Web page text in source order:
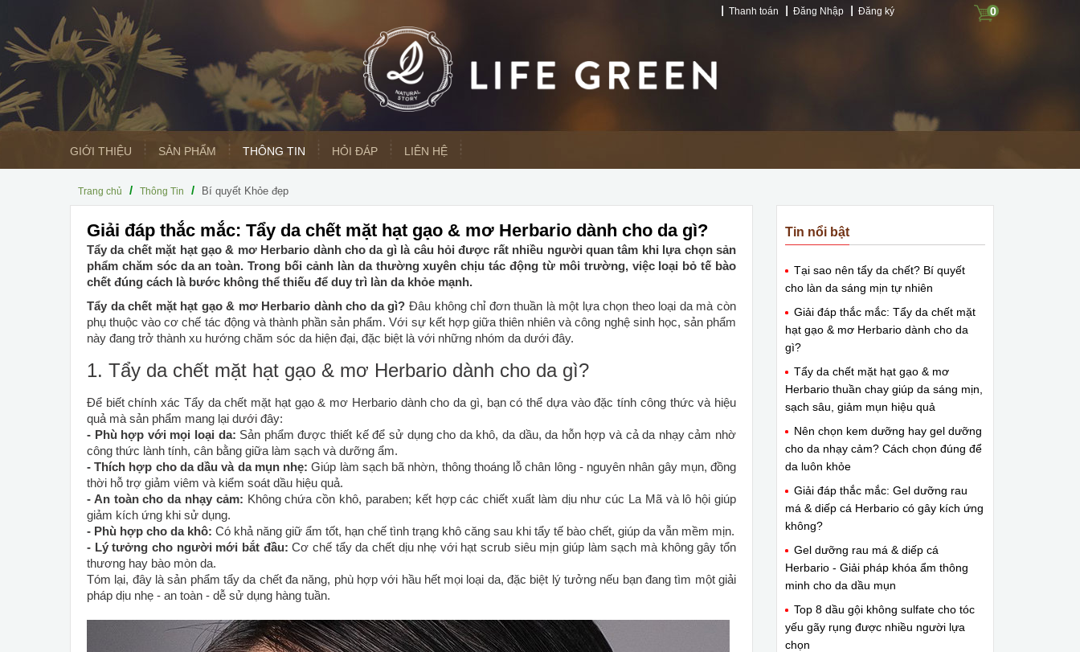
0
Đăng ký
Đăng Nhập
Thanh toán
GIỚI THIỆU SẢN PHẨM THÔNG TIN HỎI ĐÁP LIÊN HỆ
Trang chủ / Thông Tin / Bí quyết Khỏe đẹp
Giải đáp thắc mắc: Tẩy da chết mặt hạt gạo & mơ Herbario dành cho da gì?
Tẩy da chết mặt hạt gạo & mơ Herbario dành cho da gì là câu hỏi được rất nhiều người quan tâm khi lựa chọn sản
phẩm chăm sóc da an toàn. Trong bối cảnh làn da thường xuyên chịu tác động từ môi trường, việc loại bỏ tế bào
chết đúng cách là bước không thể thiếu để duy trì làn da khỏe mạnh.
Tẩy da chết mặt hạt gạo & mơ Herbario dành cho da gì? Đâu không chỉ đơn thuần là một lựa chọn theo loại da mà còn
phụ thuộc vào cơ chế tác động và thành phần sản phẩm. Với sự kết hợp giữa thiên nhiên và công nghệ sinh học, sản phẩm
này đang trở thành xu hướng chăm sóc da hiện đại, đặc biệt là với những nhóm da dưới đây.
1. Tẩy da chết mặt hạt gạo & mơ Herbario dành cho da gì?
Để biết chính xác Tẩy da chết mặt hạt gạo & mơ Herbario dành cho da gì, bạn có thể dựa vào đặc tính công thức và hiệu
quả mà sản phẩm mang lại dưới đây:
- Phù hợp với mọi loại da: Sản phẩm được thiết kế để sử dụng cho da khô, da dầu, da hỗn hợp và cả da nhạy cảm nhờ
công thức lành tính, cân bằng giữa làm sạch và dưỡng ẩm.
- Thích hợp cho da dầu và da mụn nhẹ:Giúp làm sạch bã nhờn, thông thoáng lỗ chân lông - nguyên nhân gây mụn, đồng
thời hỗ trợ giảm viêm và kiểm soát dầu hiệu quả.
- An toàn cho da nhạy cảm: Không chứa cồn khô, paraben; kết hợp các chiết xuất làm dịu như cúc La Mã và lô hội giúp
giảm kích ứng khi sử dụng.
- Phù hợp cho da khô: Có khả năng giữ ẩm tốt, hạn chế tình trạng khô căng sau khi tẩy tế bào chết, giúp da vẫn mềm mịn.
- Lý tưởng cho người mới bắt đầu:Cơ chế tẩy da chết dịu nhẹ với hạt scrub siêu mịn giúp làm sạch mà không gây tổn
thương hay bào mòn da.
Tóm lại, đây là sản phẩm tẩy da chết đa năng, phù hợp với hầu hết mọi loại da, đặc biệt lý tưởng nếu bạn đang tìm một giải
pháp dịu nhẹ - an toàn - dễ sử dụng hàng tuần.
Tin nổi bật
Tại sao nên tẩy da chết? Bí quyết
cho làn da sáng mịn tự nhiên
Giải đáp thắc mắc: Tẩy da chết mặt
hạt gạo & mơ Herbario dành cho da
gì?
Tẩy da chết mặt hạt gạo & mơ
Herbario thuần chay giúp da sáng mịn,
sạch sâu, giảm mụn hiệu quả
Nên chọn kem dưỡng hay gel dưỡng
cho da nhạy cảm? Cách chọn đúng để
da luôn khỏe
Giải đáp thắc mắc: Gel dưỡng rau
má & diếp cá Herbario có gây kích ứng
không?
Gel dưỡng rau má & diếp cá
Herbario - Giải pháp khóa ẩm thông
minh cho da dầu mụn
Top 8 dầu gội không sulfate cho tóc
yếu gãy rụng được nhiều người lựa
chọn